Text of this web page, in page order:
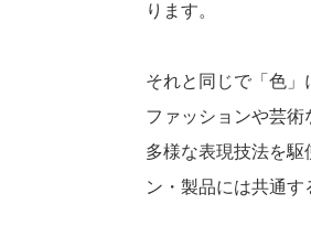
ります。
それと同じで「色」
ファッションや芸術
多様な表現技法を
ン・製品には共通す